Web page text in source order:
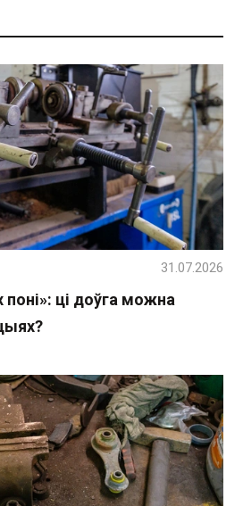
ці доўга можна
31.07.2026